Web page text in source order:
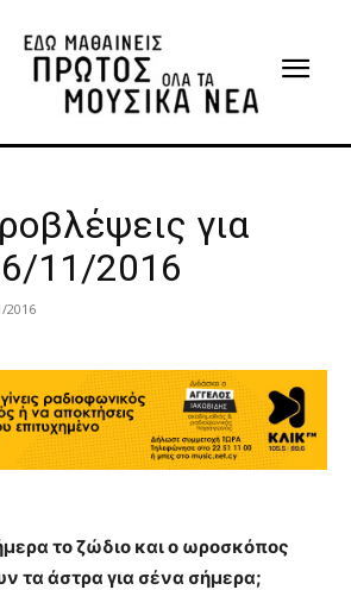
για
11/2016
2016
το ζώδιο και ο ωροσκόπος
τα άστρα για σένα σήμερα;